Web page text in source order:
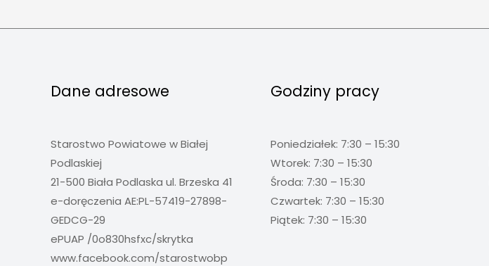
Dane adresowe
Starostwo Powiatowe w Białej
Podlaskiej
21-500 Biała Podlaska ul. Brzeska 41
e-doręczenia AE:PL-57419-27898-
GEDCG-29
ePUAP /0o830hsfxc/skrytka
www.facebook.com/starostwobp
Godziny pracy
Poniedziałek: 7:30 – 15:30
Wtorek: 7:30 – 15:30
Środa: 7:30 – 15:30
Czwartek: 7:30 – 15:30
Piątek: 7:30 – 15:30